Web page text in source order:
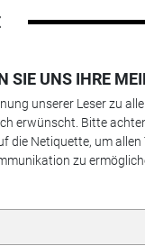
SIE UNS IHRE
unserer Leser zu
erwünscht. Bitte
die Netiquette, um allen
zu